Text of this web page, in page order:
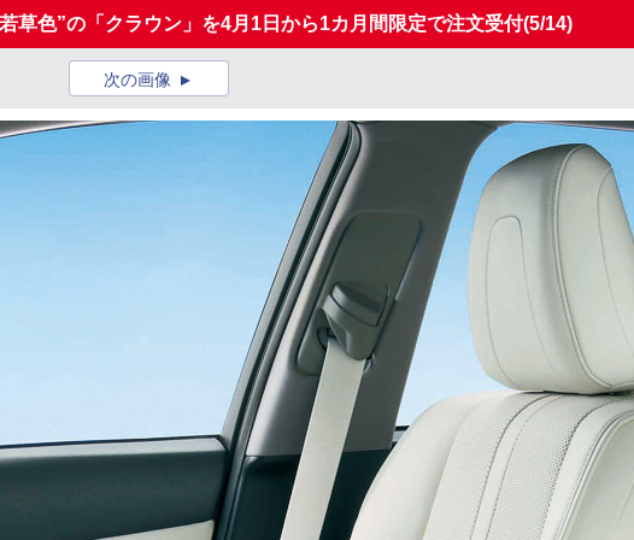
若草色”の「クラウン」を4月1日から1カ月間限定で注文受付(5/14)
次の画像